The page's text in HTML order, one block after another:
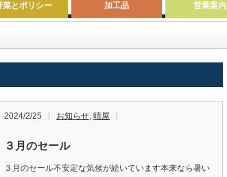
菜とポリシー 加工品 営業案内
2024/2/25 お知らせ, 晴屋
３月のセール
３月のセール不安定な気候が続いています本来なら暑い